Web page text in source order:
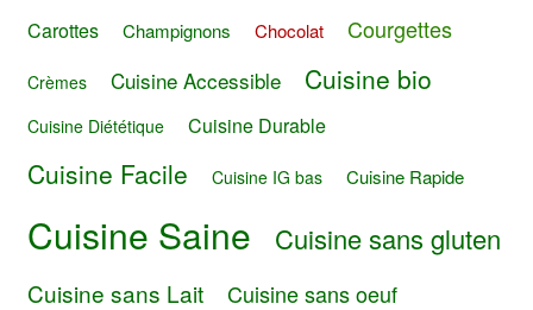
Carottes Champignons Chocolat Courgettes
Crèmes Cuisine Accessible Cuisine bio
Cuisine Diététique Cuisine Durable
Cuisine Facile Cuisine IG bas Cuisine Rapide
Cuisine Saine Cuisine sans gluten
Cuisine sans Lait Cuisine sans oeuf